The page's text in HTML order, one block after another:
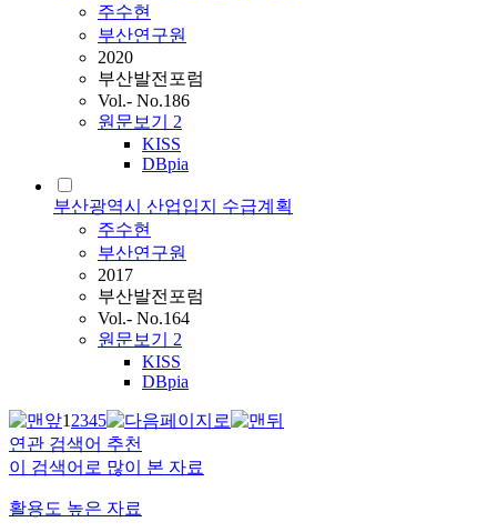
주수현
부산연구원
2020
부산발전포럼
Vol.- No.186
원문보기 2
KISS
DBpia
부산광역시 산업입지 수급계획
주수현
부산연구원
2017
부산발전포럼
Vol.- No.164
원문보기 2
KISS
DBpia
12345
연관 검색어 추천
이 검색어로 많이 본 자료
활용도 높은 자료